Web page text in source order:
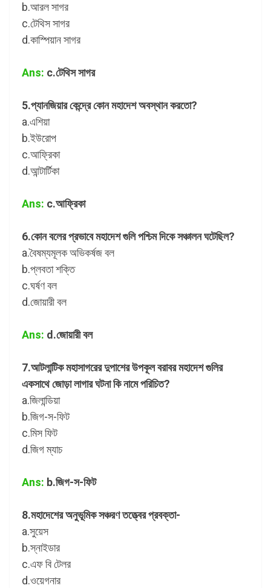
b.আরল সাগর
c.টেথিস সাগর
d.কাস্পিয়ান সাগর
Ans: c.টেথিস সাগর
5.প্যানজিয়ার কেন্দ্রে কোন মহাদেশ অবস্থান করতো?
a.এশিয়া
b.ইউরোপ
c.আফ্রিকা
d.আন্টার্টিকা
Ans: c.আফ্রিকা
6.কোন বলের প্রভাবে মহাদেশ গুলি পশ্চিম দিকে সঞ্চালন ঘটেছিল?
a.বৈষম্যমূলক অভিকর্ষজ বল
b.প্লবতা শক্তি
c.ঘর্ষণ বল
d.জোয়ারী বল
Ans: d.জোয়ারী বল
7.আটলান্টিক মহাসাগরের দুপাশের উপকূল বরাবর মহাদেশ গুলির
একসাথে জোড়া লাগার ঘটনা কি নামে পরিচিত?
a.জিলান্ডিয়া
b.জিগ-স-ফিট
c.মিস ফিট
d.জিগ ম্যাচ
Ans: b.জিগ-স-ফিট
8.মহাদেশের অনুভূমিক সঞ্চরণ তত্ত্বের প্রবক্তা-
a.সুয়েস
b.স্নাইডার
c.এফ বি টেলর
d.ওয়েগনার